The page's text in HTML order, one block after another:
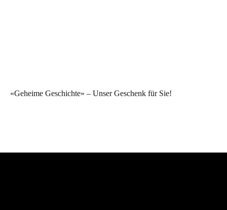
«Geheime Geschichte» – Unser Geschenk für Sie!